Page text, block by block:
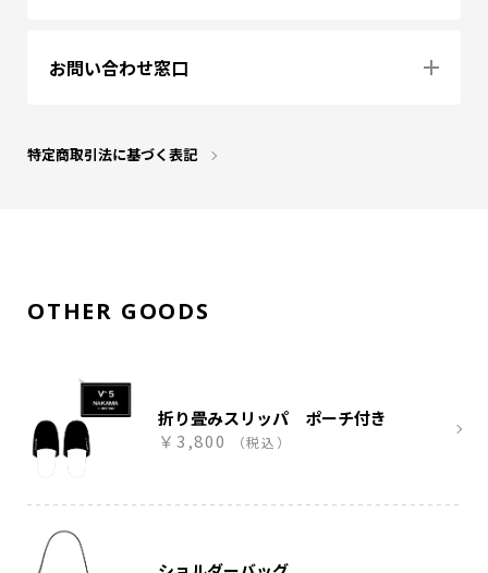
お問い合わせ窓口
特定商取引法に基づく表記
OTHER GOODS
折り畳みスリッパ ポーチ付き
￥3,800
（税込）